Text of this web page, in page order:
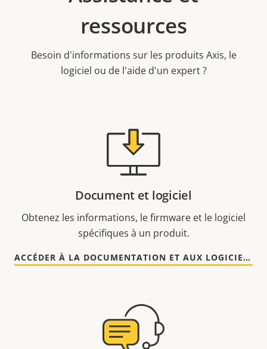
ressources
Besoin d'informations sur les produits Axis, le
logiciel ou de l'aide d'un expert ?
Document et logiciel
Obtenez les informations, le firmware et le logiciel
spécifiques à un produit.
ACCÉDER À LA DOCUMENTATION ET AUX LOGICIELS